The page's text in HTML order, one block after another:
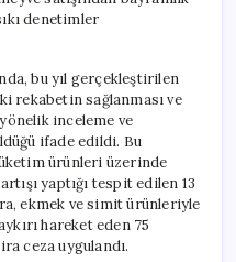
Harekete
denetimler
bu yıl gerçekleştirilen
rekabetin sağlanması ve
inceleme ve
ifade edildi. Bu
ürünleri üzerinde
yaptığı tespit edilen 13
ekmek ve simit ürünleriyle
hareket eden 75
ceza uygulandı.